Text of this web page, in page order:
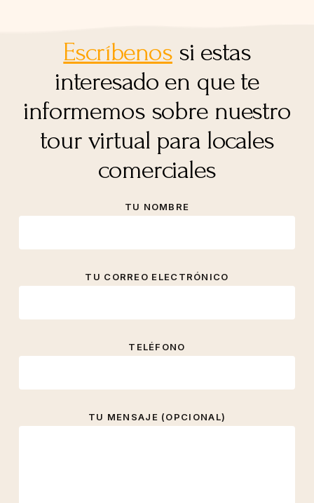
Escríbenossi estas
interesado en que te
informemos sobre nuestro
tour virtual para locales
comerciales
TU NOMBRE
TU CORREO ELECTRÓNICO
TELÉFONO
TU MENSAJE (OPCIONAL)